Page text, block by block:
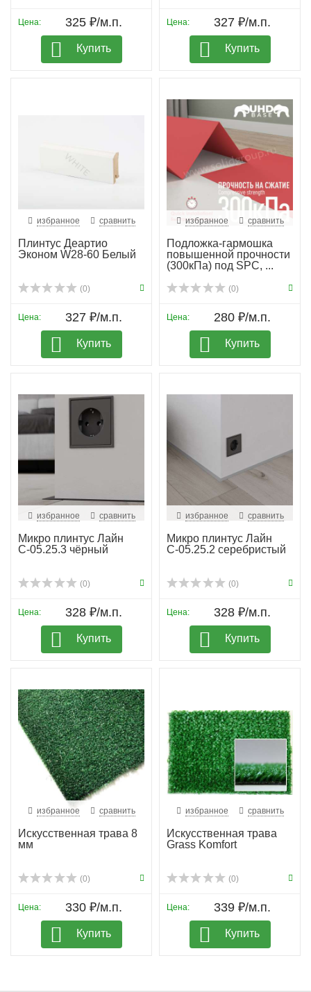
Цена: 325 ₽/м.п.
Купить
Цена: 327 ₽/м.п.
Купить
избранное сравнить
Плинтус Деартио
Эконом W28-60 Белый
(0)
Цена: 327 ₽/м.п.
Купить
избранное сравнить
Подложка-гармошка
повышенной прочности
(300кПа) под SPC, ...
(0)
Цена: 280 ₽/м.п.
Купить
избранное сравнить
Микро плинтус Лайн
С-05.25.3 чёрный
(0)
Цена: 328 ₽/м.п.
Купить
избранное сравнить
Микро плинтус Лайн
С-05.25.2 серебристый
(0)
Цена: 328 ₽/м.п.
Купить
избранное сравнить
Искусственная трава 8
мм
(0)
Цена: 330 ₽/м.п.
Купить
избранное сравнить
Искусственная трава
Grass Komfort
(0)
Цена: 339 ₽/м.п.
Купить